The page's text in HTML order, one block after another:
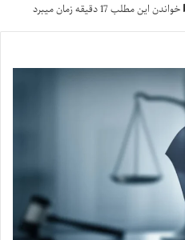
خواندن این مطلب 17 دقیقه زمان میبرد